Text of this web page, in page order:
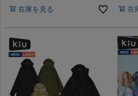
在庫を見る 在